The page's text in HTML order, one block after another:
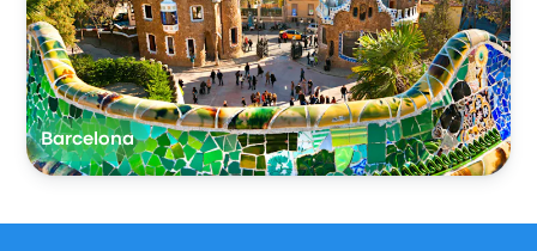
Barcelona